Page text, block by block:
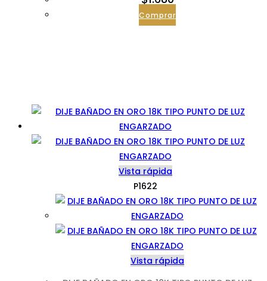
Comprar
Vista rápida
P1622
Vista rápida